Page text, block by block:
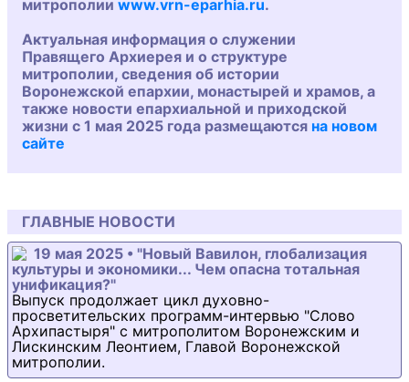
митрополии www.vrn-eparhia.ru.
Актуальная информация о служении
Правящего Архиерея и о структуре
митрополии, сведения об истории
Воронежской епархии, монастырей и храмов, а
также новости епархиальной и приходской
жизни с 1 мая 2025 года размещаются на новом
сайте
ГЛАВНЫЕ НОВОСТИ
19 мая 2025 • "Новый Вавилон, глобализация
культуры и экономики... Чем опасна тотальная
унификация?"
Выпуск продолжает цикл духовно-
просветительских программ-интервью "Слово
Архипастыря" с митрополитом Воронежским и
Лискинским Леонтием, Главой Воронежской
митрополии.